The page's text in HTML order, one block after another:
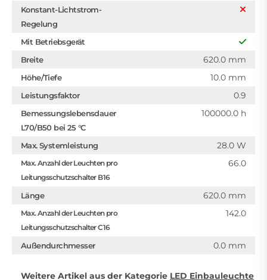
Konstant-Lichtstrom-
Regelung
Mit Betriebsgerät
Breite
620.0 mm
Höhe/Tiefe 10.0 mm
Leistungsfaktor 0.9
Bemessungslebensdauer
L70/B50 bei 25 °C
100000.0 h
Max. Systemleistung 28.0 W
Max. Anzahl der Leuchten pro
Leitungsschutzschalter B16
66.0
Länge 620.0 mm
Max. Anzahl der Leuchten pro
Leitungsschutzschalter C16
142.0
Außendurchmesser 0.0 mm
Weitere Artikel aus der Kategorie LED Einbauleuchte